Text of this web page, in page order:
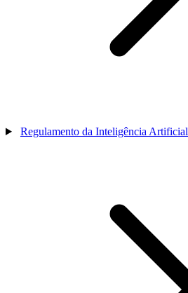
Regulamento da Inteligência Artificial